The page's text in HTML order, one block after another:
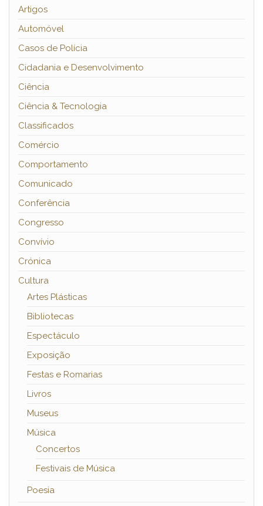
Artigos
Automóvel
Casos de Polícia
Cidadania e Desenvolvimento
Ciência
Ciência & Tecnologia
Classificados
Comércio
Comportamento
Comunicado
Conferência
Congresso
Convívio
Crónica
Cultura
Artes Plásticas
Bibliotecas
Espectáculo
Exposição
Festas e Romarias
Livros
Museus
Música
Concertos
Festivais de Música
Poesia